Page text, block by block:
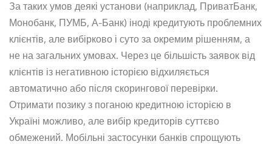
За таких умов деякі установи (наприклад, ПриватБанк,
Монобанк, ПУМБ, А-Банк) іноді кредитують проблемних
клієнтів, але вибірково і суто за окремим рішенням, а
не на загальних умовах. Через це більшість заявок від
клієнтів із негативною історією відхиляється
автоматично або після скорингової перевірки.
Отримати позику з поганою кредитною історією в
Україні можливо, але вибір кредиторів суттєво
обмежений. Мобільні застосунки банків спрощують